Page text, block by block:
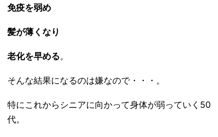
免疫を弱め
髪が薄くなり
老化を早める。
そんな結果になるのは嫌なので・・・。
特にこれからシニアに向かって身体が弱っていく50
代。